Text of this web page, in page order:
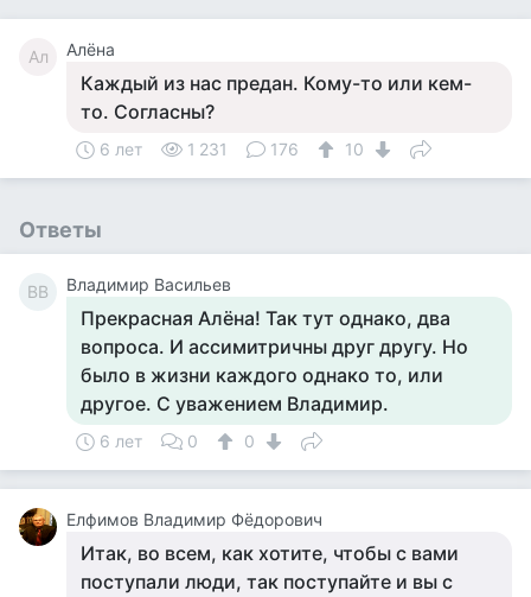
Ал Алёна
Каждый из нас предан. Кому-то или кем-
то. Согласны?
6 лет 1 231 176 10
Ответы
ВВ Владимир Васильев
Прекрасная Алёна! Так тут однако, два
вопроса. И ассимитричны друг другу. Но
было в жизни каждого однако то, или
другое. С уважением Владимир.
6 лет 0 0
Елфимов Владимир Фёдорович
Итак, во всем, как хотите, чтобы с вами
поступали люди, так поступайте и вы с